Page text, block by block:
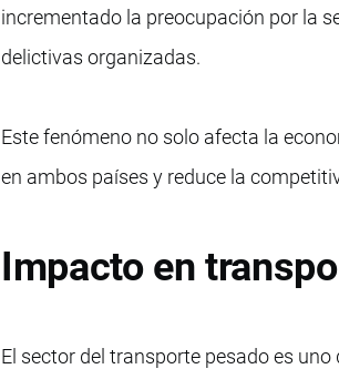
incrementado la preocupación por la
delictivas organizadas.
Este fenómeno no solo afecta la
en ambos países y reduce la
Impacto en
El sector del transporte pesado es